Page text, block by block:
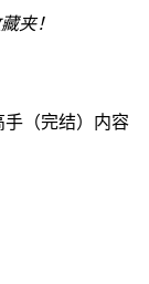
夹！
手（完结）内容